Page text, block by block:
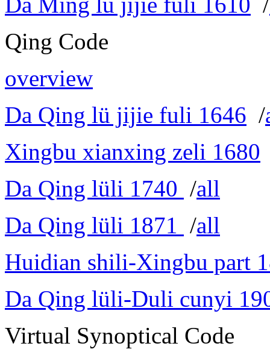
Qing Code
overview
Da Qing lü jijie fuli 1646 /
Xingbu xianxing zeli 1680
Da Qing lüli 1740 /all
Da Qing lüli 1871 /all
Huidian shili-Xingbu part
Da Qing lüli-Duli cunyi
Virtual Synoptical Code